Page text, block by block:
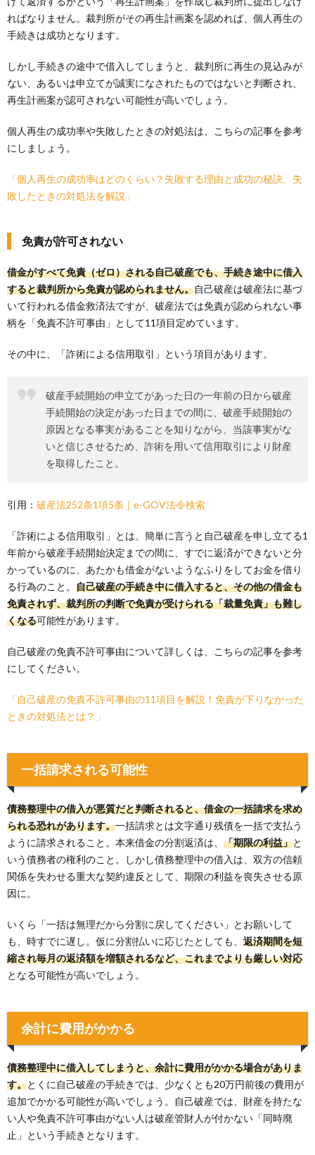
ればなりません。裁判所がその再生計画案を認めれば、個人再生の
手続きは成功となります。
しかし手続きの途中で借入してしまうと、裁判所に再生の見込みが
ない、あるいは申立てが誠実になされたものではないと判断され、
再生計画案が認可されない可能性が高いでしょう。
個人再生の成功率や失敗したときの対処法は、こちらの記事を参考
にしましょう。
「個人再生の成功率はどのくらい？失敗する理由と成功の秘訣、失
敗したときの対処法を解説」
免責が許可されない
借金がすべて免責（ゼロ）される自己破産でも、手続き途中に借入
すると裁判所から免責が認められません。自己破産は破産法に基づ
いて行われる借金救済法ですが、破産法では免責が認められない事
柄を「免責不許可事由」として11項目定めています。
その中に、「詐術による信用取引」という項目があります。
破産手続開始の申立てがあった日の一年前の日から破産
手続開始の決定があった日までの間に、破産手続開始の
原因となる事実があることを知りながら、当該事実がな
いと信じさせるため、詐術を用いて信用取引により財産
を取得したこと。
引用： 破産法252条1項5条｜e-GOV法令検索
「詐術による信用取引」とは、簡単に言うと自己破産を申し立てる1
年前から破産手続開始決定までの間に、すでに返済ができないと分
かっているのに、あたかも借金がないようなふりをしてお金を借り
る行為のこと。 自己破産の手続き中に借入すると、その他の借金も
免責されず、裁判所の判断で免責が受けられる「裁量免責」も難し
くなる可能性があります。
自己破産の免責不許可事由について詳しくは、こちらの記事を参考
にしてください。
「自己破産の免責不許可事由の11項目を解説！免責が下りなかった
ときの対処法とは？」
一括請求される可能性
債務整理中の借入が悪質だと判断されると、借金の一括請求を求め
られる恐れがあります。一括請求とは文字通り残債を一括で支払う
ように請求されること。本来借金の分割返済は、 「期限の利益」と
いう債務者の権利のこと。しかし債務整理中の借入は、双方の信頼
関係を失わせる重大な契約違反として、期限の利益を喪失させる原
因に。
いくら「一括は無理だから分割に戻してください」とお願いして
も、時すでに遅し。仮に分割払いに応じたとしても、 返済期間を短
縮され毎月の返済額を増額されるなど、これまでよりも厳しい対応
となる可能性が高いでしょう。
余計に費用がかかる
債務整理中に借入してしまうと、余計に費用がかかる場合がありま
す。とくに自己破産の手続きでは、少なくとも20万円前後の費用が
追加でかかる可能性が高いでしょう。自己破産では、財産を持たな
い人や免責不許可事由がない人は破産管財人が付かない「同時廃
止」という手続きとなります。